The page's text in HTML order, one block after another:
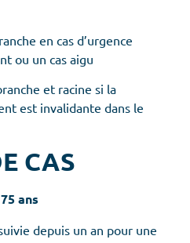
en cas d’urgence
ou un cas aigu
et racine si la
est invalidante dans le
CAS
ans
depuis un an pour une